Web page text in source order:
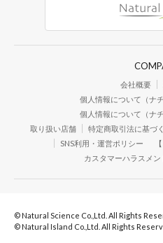
会社概要
個人情報について（ナ
個人情報について（ナ
取り扱い店舗
特定商取引法に基づ
SNS利用・運営ポリシー
カスタマーハラスメ
© Natural Science Co.,Ltd. All Rights
© Natural Island Co.,Ltd. All Rights